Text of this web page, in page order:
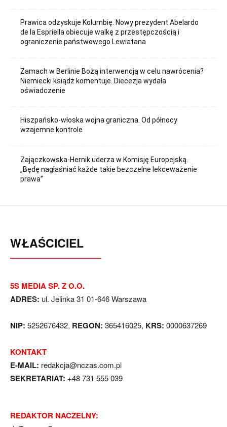
Prawica odzyskuje Kolumbię. Nowy prezydent Abelardo
de la Espriella obiecuje walkę z przestępczością i
ograniczenie państwowego Lewiatana
Zamach w Berlinie Bożą interwencją w celu nawrócenia?
Niemiecki ksiądz komentuje. Diecezja wydała
oświadczenie
Hiszpańsko-włoska wojna graniczna. Od północy
wzajemne kontrole
Zajączkowska-Hernik uderza w Komisję Europejską.
„Będę nagłaśniać każde takie bezczelne lekceważenie
prawa”
WŁAŚCICIEL
5S MEDIA SP. Z O.O.
ADRES: ul. Jelinka 31 01-646 Warszawa
NIP: 5252676432, REGON: 365416025, KRS: 0000637269
KONTAKT
E-MAIL: redakcja@nczas.com.pl
SEKRETARIAT: +48 731 555 039
REDAKTOR NACZELNY: